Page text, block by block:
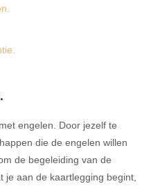
engelen. Door jezelf te
die de engelen willen
de begeleiding van de
aan de kaartlegging begint,